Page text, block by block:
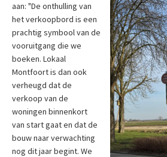
aan: "De onthulling van
het verkoopbord is een
prachtig symbool van de
vooruitgang die we
boeken. Lokaal
Montfoort is dan ook
verheugd dat de
verkoop van de
woningen binnenkort
van start gaat en dat de
bouw naar verwachting
nog dit jaar begint. We